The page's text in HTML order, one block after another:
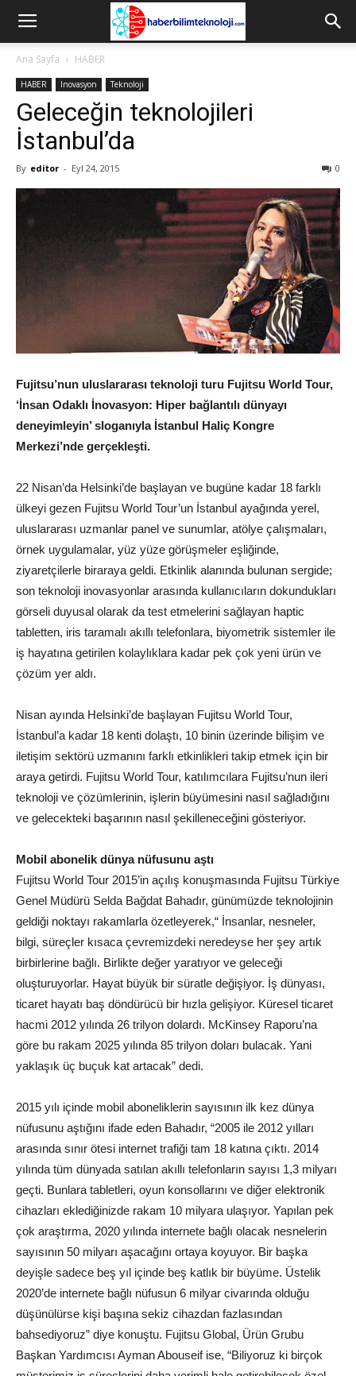
Ana Sayfa HABER
HABER Inovasyon Teknoloji
Geleceğin teknolojileri
İstanbul’da
By editor - Eyl 24, 2015 0
Fujitsu’nun uluslararası teknoloji turu Fujitsu World Tour,
‘İnsan Odaklı İnovasyon: Hiper bağlantılı dünyayı
deneyimleyin’ sloganıyla İstanbul Haliç Kongre
Merkezi’nde gerçekleşti.
22 Nisan’da Helsinki’de başlayan ve bugüne kadar 18 farklı
ülkeyi gezen Fujitsu World Tour’un İstanbul ayağında yerel,
uluslararası uzmanlar panel ve sunumlar, atölye çalışmaları,
örnek uygulamalar, yüz yüze görüşmeler eşliğinde,
ziyaretçilerle biraraya geldi. Etkinlik alanında bulunan sergide;
son teknoloji inovasyonlar arasında kullanıcıların dokundukları
görseli duyusal olarak da test etmelerini sağlayan haptic
tabletten, iris taramalı akıllı telefonlara, biyometrik sistemler ile
iş hayatına getirilen kolaylıklara kadar pek çok yeni ürün ve
çözüm yer aldı.
Nisan ayında Helsinki’de başlayan Fujitsu World Tour,
İstanbul’a kadar 18 kenti dolaştı, 10 binin üzerinde bilişim ve
iletişim sektörü uzmanını farklı etkinlikleri takip etmek için bir
araya getirdi. Fujitsu World Tour, katılımcılara Fujitsu’nun ileri
teknoloji ve çözümlerinin, işlerin büyümesini nasıl sağladığını
ve gelecekteki başarının nasıl şekilleneceğini gösteriyor.
Mobil abonelik dünya nüfusunu aştı
Fujitsu World Tour 2015’in açılış konuşmasında Fujitsu Türkiye
Genel Müdürü Selda Bağdat Bahadır, günümüzde teknolojinin
geldiği noktayı rakamlarla özetleyerek,“ İnsanlar, nesneler,
bilgi, süreçler kısaca çevremizdeki neredeyse her şey artık
birbirlerine bağlı. Birlikte değer yaratıyor ve geleceği
oluşturuyorlar. Hayat büyük bir süratle değişiyor. İş dünyası,
ticaret hayatı baş döndürücü bir hızla gelişiyor. Küresel ticaret
hacmi 2012 yılında 26 trilyon dolardı. McKinsey Raporu’na
göre bu rakam 2025 yılında 85 trilyon doları bulacak. Yani
yaklaşık üç buçuk kat artacak” dedi.
2015 yılı içinde mobil aboneliklerin sayısının ilk kez dünya
nüfusunu aştığını ifade eden Bahadır, “2005 ile 2012 yılları
arasında sınır ötesi internet trafiği tam 18 katına çıktı. 2014
yılında tüm dünyada satılan akıllı telefonların sayısı 1,3 milyarı
geçti. Bunlara tabletleri, oyun konsollarını ve diğer elektronik
cihazları eklediğinizde rakam 10 milyara ulaşıyor. Yapılan pek
çok araştırma, 2020 yılında internete bağlı olacak nesnelerin
sayısının 50 milyarı aşacağını ortaya koyuyor. Bir başka
deyişle sadece beş yıl içinde beş katlık bir büyüme. Üstelik
2020’de internete bağlı nüfusun 6 milyar civarında olduğu
düşünülürse kişi başına sekiz cihazdan fazlasından
bahsediyoruz” diye konuştu. Fujitsu Global, Ürün Grubu
Başkan Yardımcısı Ayman Abouseif ise, “Biliyoruz ki birçok